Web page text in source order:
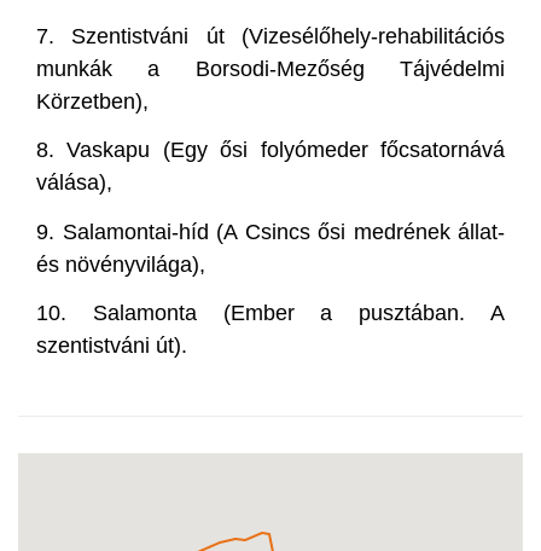
7. Szentistváni út (Vizesélőhely-rehabilitációs
munkák a Borsodi-Mezőség Tájvédelmi
Körzetben),
8. Vaskapu (Egy ősi folyómeder főcsatornává
válása),
9. Salamontai-híd (A Csincs ősi medrének állat-
és növényvilága),
10. Salamonta (Ember a pusztában. A
szentistváni út).